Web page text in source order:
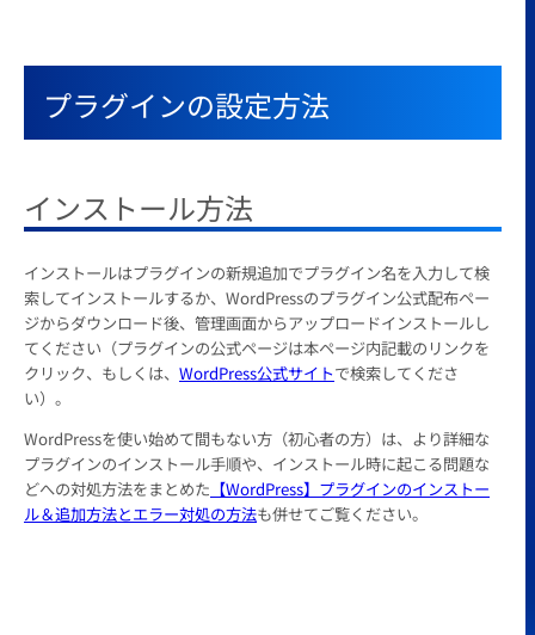
プラグインの設定方法
インストール方法
インストールはプラグインの新規追加でプラグイン名を入力して検
索してインストールするか、WordPressのプラグイン公式配布ペー
ジからダウンロード後、管理画面からアップロードインストールし
てください（プラグインの公式ページは本ページ内記載のリンクを
クリック、もしくは、 WordPress公式サイトで検索してくださ
い）。
WordPressを使い始めて間もない方（初心者の方）は、より詳細な
プラグインのインストール手順や、インストール時に起こる問題な
どへの対処方法をまとめた 【WordPress】プラグインのインストー
ル＆追加方法とエラー対処の方法も併せてご覧ください。